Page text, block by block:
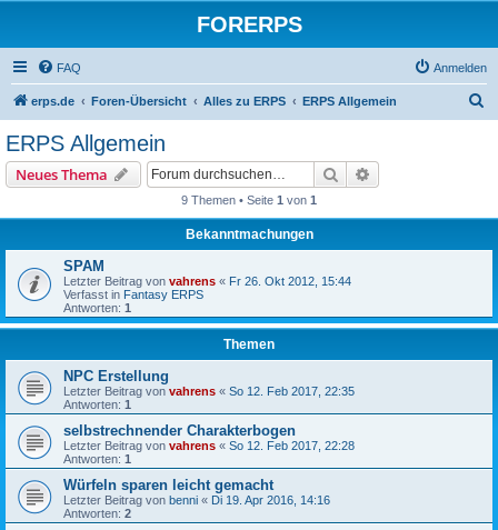
FORERPS
FAQ Anmelden
erps.de Foren-Übersicht Alles zu ERPS ERPS Allgemein
ERPS Allgemein
Neues Thema Suche
9 Themen • Seite 1 von 1
Bekanntmachungen
SPAM
Letzter Beitrag von vahrens « Fr 26. Okt 2012, 15:44
Verfasst in Fantasy ERPS
Antworten: 1
Themen
NPC Erstellung
Letzter Beitrag von vahrens « So 12. Feb 2017, 22:35
Antworten: 1
selbstrechnender Charakterbogen
Letzter Beitrag von vahrens « So 12. Feb 2017, 22:28
Antworten: 1
Würfeln sparen leicht gemacht
Letzter Beitrag von benni « Di 19. Apr 2016, 14:16
Antworten: 2